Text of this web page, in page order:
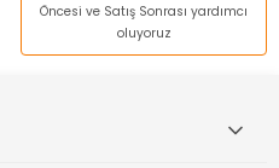
Öncesi ve Satış Sonrası yardımcı
oluyoruz